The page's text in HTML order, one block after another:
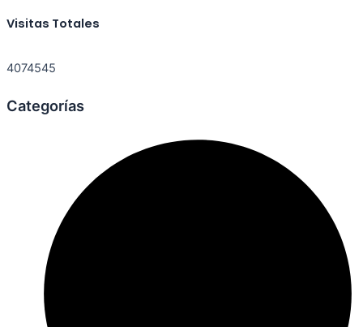
Visitas Totales
4074545
Categorías